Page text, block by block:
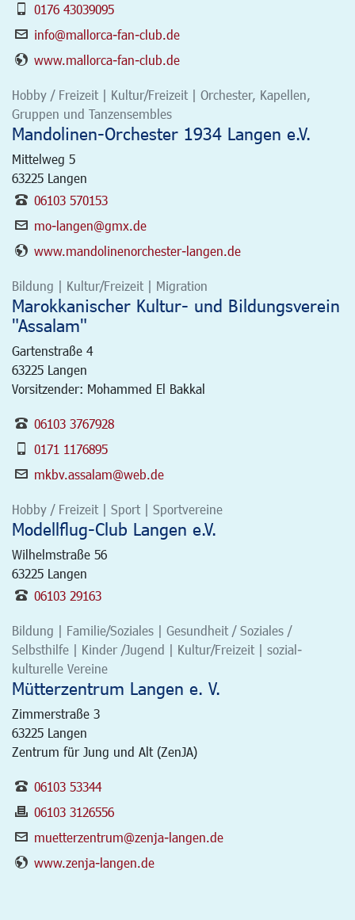
0176 43039095
info@mallorca-fan-club.de
www.mallorca-fan-club.de
Hobby / Freizeit | Kultur/Freizeit | Orchester, Kapellen,
Gruppen und Tanzensembles
Mandolinen-Orchester 1934 Langen e.V.
Mittelweg 5
63225 Langen
06103 570153
mo-langen@gmx.de
www.mandolinenorchester-langen.de
Bildung | Kultur/Freizeit | Migration
Marokkanischer Kultur- und Bildungsverein
"Assalam"
Gartenstraße 4
63225 Langen
Vorsitzender: Mohammed El Bakkal
06103 3767928
0171 1176895
mkbv.assalam@web.de
Hobby / Freizeit | Sport | Sportvereine
Modellflug-Club Langen e.V.
Wilhelmstraße 56
63225 Langen
06103 29163
Bildung | Familie/Soziales | Gesundheit / Soziales /
Selbsthilfe | Kinder /Jugend | Kultur/Freizeit | sozial-
kulturelle Vereine
Mütterzentrum Langen e. V.
Zimmerstraße 3
63225 Langen
Zentrum für Jung und Alt (ZenJA)
06103 53344
06103 3126556
muetterzentrum@zenja-langen.de
www.zenja-langen.de